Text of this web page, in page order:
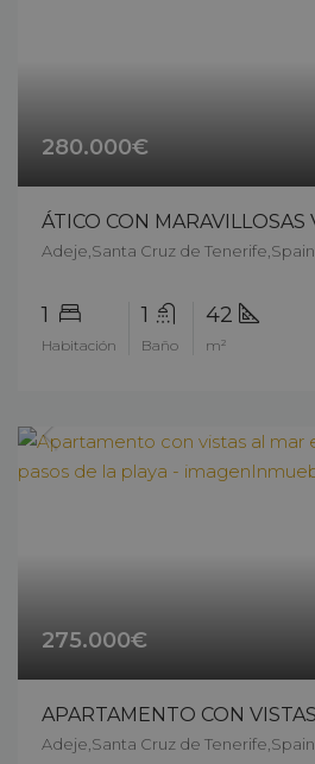
280.000€
Adeje,Santa Cruz de Tenerife,Spain
1
Habitación
1
Baño
42
m²
275.000€
Adeje,Santa Cruz de Tenerife,Spain